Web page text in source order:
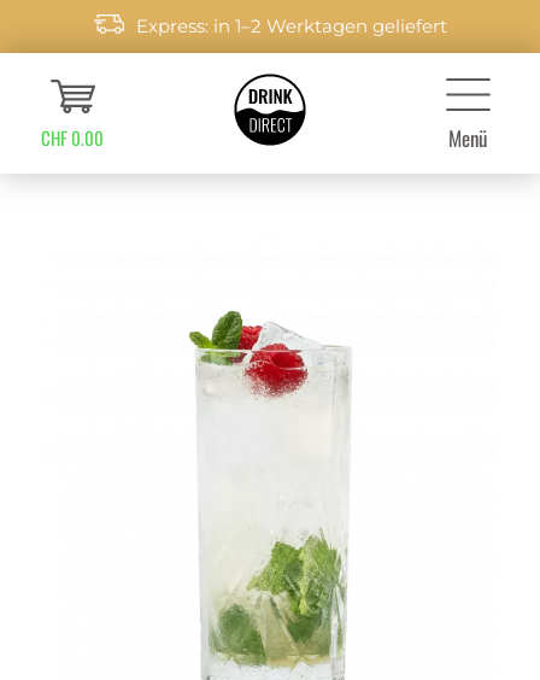
Express: in 1–2 Werktagen geliefert
CHF 0.00 Menü